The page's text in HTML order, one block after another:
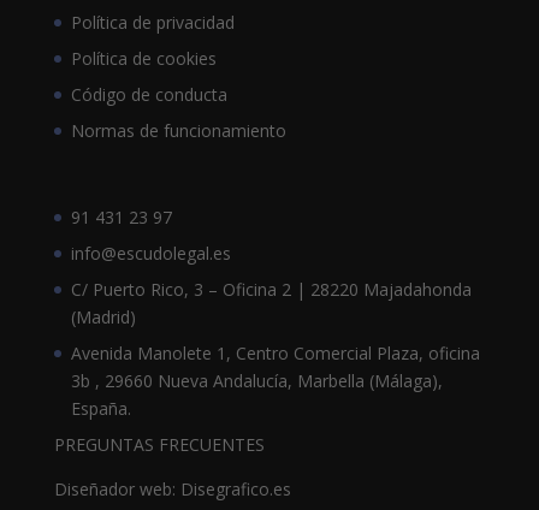
Política de privacidad
Política de cookies
Código de conducta
Normas de funcionamiento
91 431 23 97
info@escudolegal.es
C/ Puerto Rico, 3 – Oficina 2 | 28220 Majadahonda
(Madrid)
Avenida Manolete 1, Centro Comercial Plaza, oficina
3b , 29660 Nueva Andalucía, Marbella (Málaga),
España.
PREGUNTAS FRECUENTES
Diseñador web: Disegrafico.es